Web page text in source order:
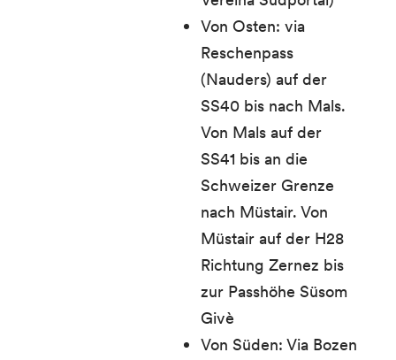
Von Osten: via
Reschenpass
(Nauders) auf der
SS40 bis nach Mals.
Von Mals auf der
SS41 bis an die
Schweizer Grenze
nach Müstair. Von
Müstair auf der H28
Richtung Zernez bis
zur Passhöhe Süsom
Givè
Von Süden: Via Bozen